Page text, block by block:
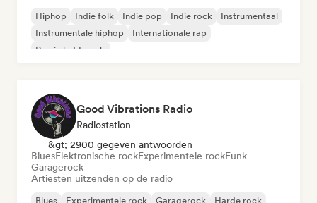
Hiphop Indie folk Indie pop Indie rock
Instrumentaal
Instrumentale hiphop
Internationale rap
Rap in het Engels
Good Vibrations Radio
Radiostation
&gt; 2900 gegeven antwoorden
BluesElektronische rockExperimentele rockFunk
Garagerock
Artiesten uitzenden op de radio
Blues Experimentele rock Garagerock
Harde rock